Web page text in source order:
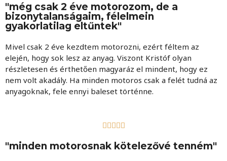
"még csak 2 éve motorozom, de a
bizonytalanságaim, félelmein
gyakorlatilag eltűntek"
Mivel csak 2 éve kezdtem motorozni, ezért féltem az
elején, hogy sok lesz az anyag. Viszont Kristóf olyan
részletesen és érthetően magyaráz el mindent, hogy ez
nem volt akadály. Ha minden motoros csak a felét tudná az
anyagoknak, fele ennyi baleset történne.
    
"minden motorosnak kötelezővé tenném"